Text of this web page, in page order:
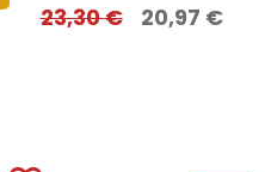
23,30€ 20,97 €